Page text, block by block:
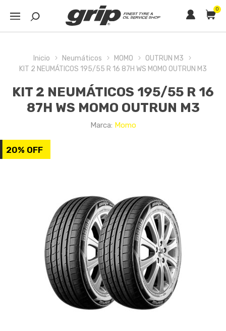
0
Inicio Neumáticos MOMO
OUTRUN M3
KIT 2 NEUMÁTICOS 195/55 R 16 87H WS MOMO OUTRUN M3
KIT 2 NEUMÁTICOS 195/55 R 16
87H WS MOMO OUTRUN M3
Marca: Momo
20% OFF